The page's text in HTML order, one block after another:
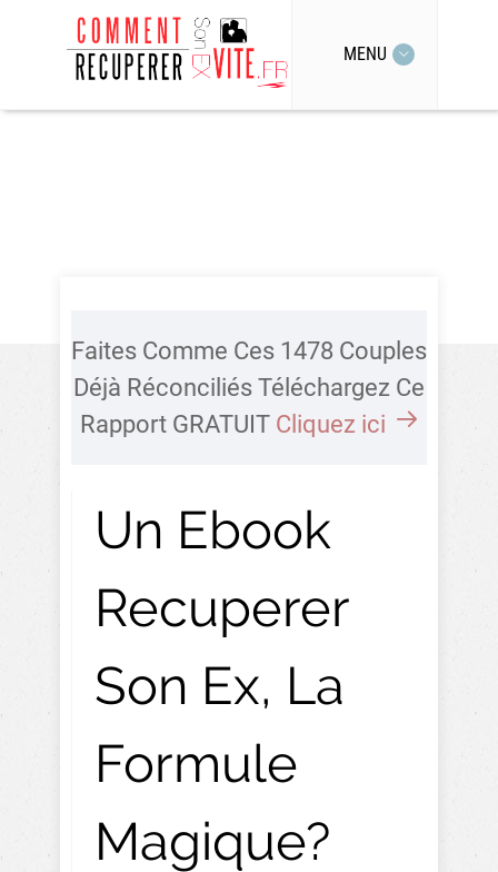
MENU
Faites Comme Ces 1478 Couples
Déjà Réconciliés Téléchargez Ce
Rapport GRATUIT Cliquez ici
Un Ebook
Recuperer
Son Ex, La
Formule
Magique?